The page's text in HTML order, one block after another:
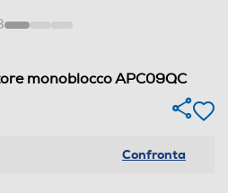
monoblocco APC09QC
Confronta